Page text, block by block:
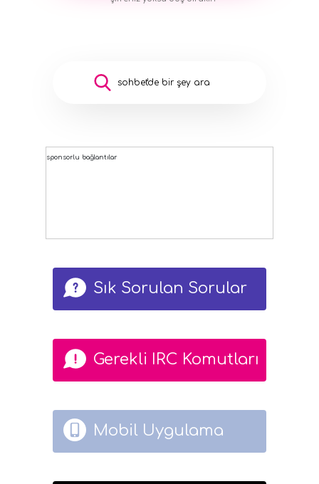
sponsorlu bağlantılar
Sık Sorulan Sorular
Gerekli IRC Komutları
Mobil Uygulama